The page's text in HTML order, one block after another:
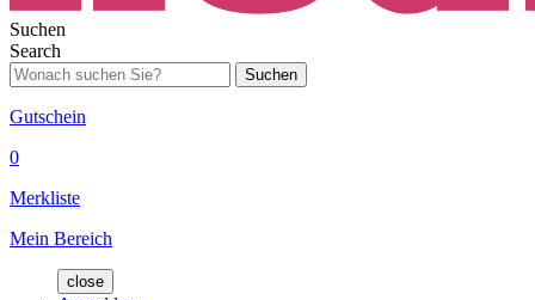
Suchen
Search
Suchen
Gutschein
0
Merkliste
Mein Bereich
close